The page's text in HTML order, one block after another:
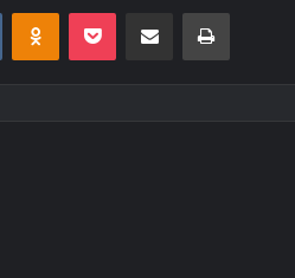
VKontakteOdnoklassniki
Pocket E-Posta ile paylaş Yazdır